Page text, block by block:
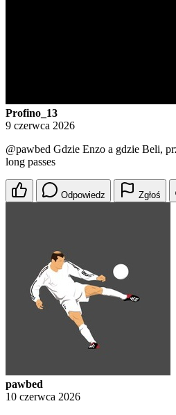
Profino_13
9 czerwca 2026
@pawbed Gdzie Enzo a gdzie Beli,
long passes
Odpowiedz Zgłoś
pawbed
10 czerwca 2026